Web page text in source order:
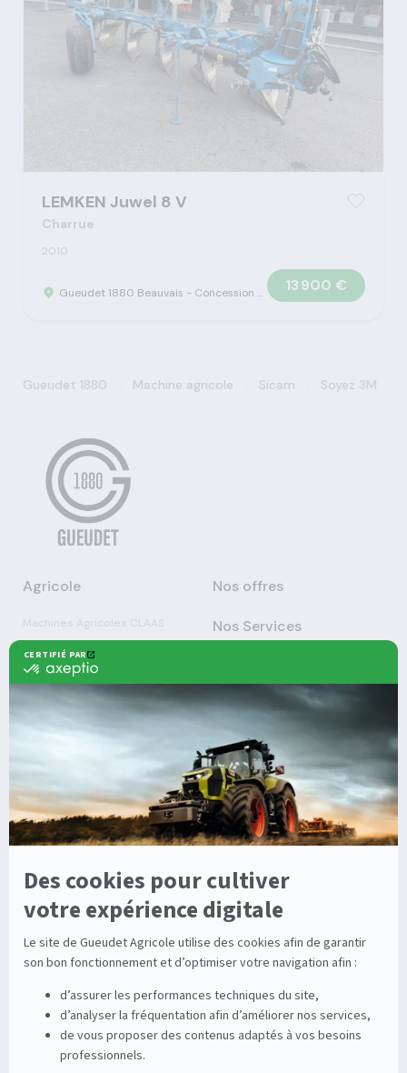
LEMKEN Juwel 8 V
Charrue
2010
Gueudet 1880 Beauvais - Concession Claas 13 900 €
Gueudet 1880 Machine agricole Sicam Soyez 3M
Agricole
Solutions multimarques
Irrigation
Enrouleurs
Équipements
Viticole
Entretien de la vigne
Entretien du sol
Nos offres
Nos Services
Dépannage
Nouvelles technologies
Pièces détachées
Démonstration
Occasions
Tracteurs
Matériel de récolte
Matériel de fenaison
Groupe
A propos
Carrières